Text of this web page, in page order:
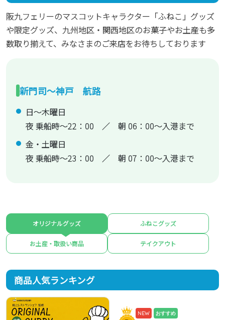
阪九フェリーのマスコットキャラクター「ふねこ」グッズ
や限定グッズ、九州地区・関西地区のお菓子やお土産も多
数取り揃えて、みなさまのご来店をお待ちしております
新門司～神戸 航路
日～木曜日
夜 乗船時～22：00 ／ 朝 06：00～入港まで
金・土曜日
夜 乗船時～23：00 ／ 朝 07：00～入港まで
オリジナルグッズ ふねこグッズ
お土産・取扱い商品 テイクアウト
商品人気ランキング
NEW おすすめ